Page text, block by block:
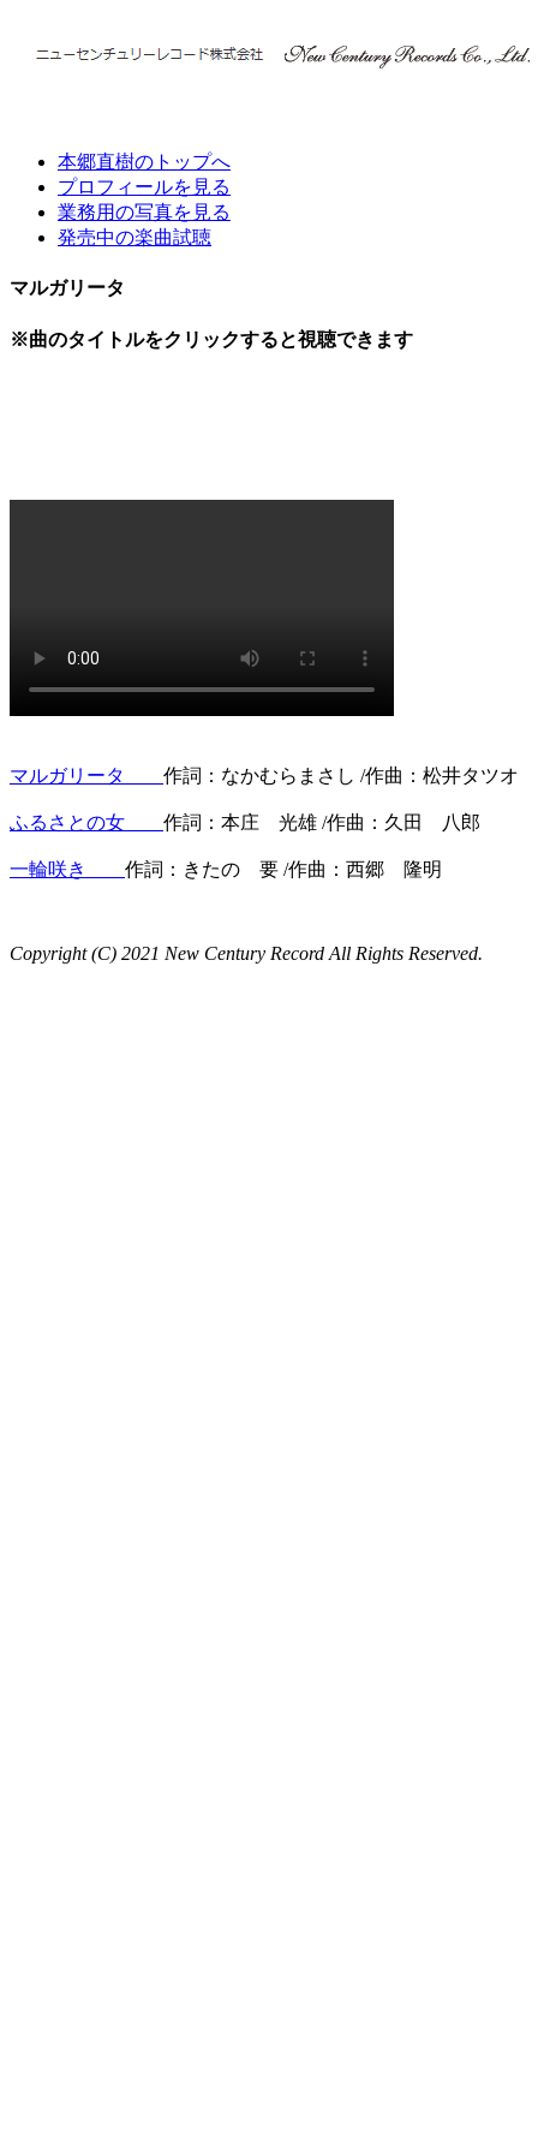
本郷直樹のトップへ
プロフィールを見る
業務用の写真を見る
発売中の楽曲試聴
マルガリータ
※曲のタイトルをクリックすると視聴できます
マルガリータ 作詞：なかむらまさし /作曲：松井タツオ
ふるさとの女 作詞：本庄 光雄 /作曲：久田 八郎
一輪咲き 作詞：きたの 要 /作曲：西郷 隆明
Copyright (C) 2021 New Century Record All Rights Reserved.